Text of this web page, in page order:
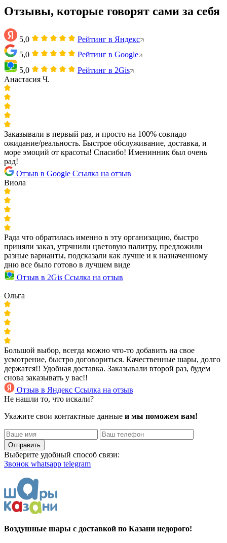
Отзывы, которые говорят сами за себя
5,0
Рейтинг в Яндекс
5,0
Рейтинг в Google
5,0
Рейтинг в 2Gis
Анастасия Ч.
Заказывали в первый раз, и просто на 100% совпадо
ожидание/реальность. Быстрое обслуживание, доставка, и
море эмоций от красоты! Спасибо! Именинник был очень
рад!
Отзыв в Google Ссылка на отзыв
Виола
Рада что обратилась именно в эту организацию, быстро
приняли заказ, утрчнили цветовую палитру, предложили
разные варианты, подсказали как лучше и к назначенному
дню все было готово в лучшем виде
Отзыв в 2Gis Ссылка на отзыв
Ольга
Большой выбор, всегда можно что-то добавить на свое
усмотрение, быстро договориться. Качественные шары, долго
держатся!! Удобная доставка. Заказывали второй раз, будем
снова заказывать у вас!!
Отзыв в Яндекс Ссылка на отзыв
Не нашли то, что искали?
Укажите свои контактные данные и мы поможем вам!
Отправить
Выберите удобный способ связи:
Звонок whatsapp telegram
Воздушные шары с доставкой по Казани недорого!